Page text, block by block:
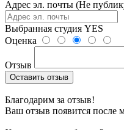
Адрес эл. почты (Не
Выбранная студия YES
Оценка
Отзыв
Оставить отзыв
Благодарим за отзыв!
Ваш отзыв появится после